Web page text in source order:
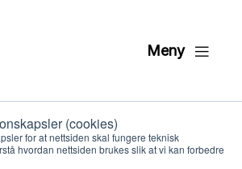
(cookies)
for at nettsiden skal fungere teknisk
hvordan nettsiden brukes slik at vi kan forbedre
Meny
introduksjon